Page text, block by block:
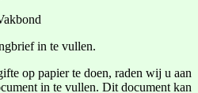
in te vullen.
op papier te doen, raden wij u aan
in te vullen. Dit document kan